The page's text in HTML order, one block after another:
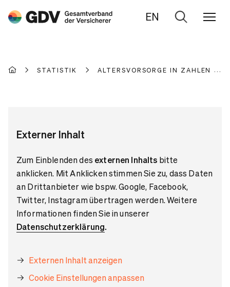
EN
Zur
STATISTIK ALTERSVORSORGE IN ZAHLEN
Externer Inhalt
Zum Einblenden des externen Inhalts bitte
anklicken. Mit Anklicken stimmen Sie zu, dass Daten
an Drittanbieter wie bspw. Google, Facebook,
Twitter, Instagram übertragen werden. Weitere
Informationen finden Sie in unserer
Datenschutzerklärung.
Externen Inhalt anzeigen
Cookie Einstellungen anpassen